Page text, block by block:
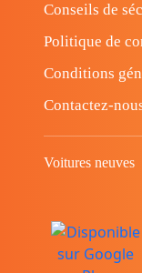
Conseils de
Politique de
Conditions
Contactez-
Voitures neuves